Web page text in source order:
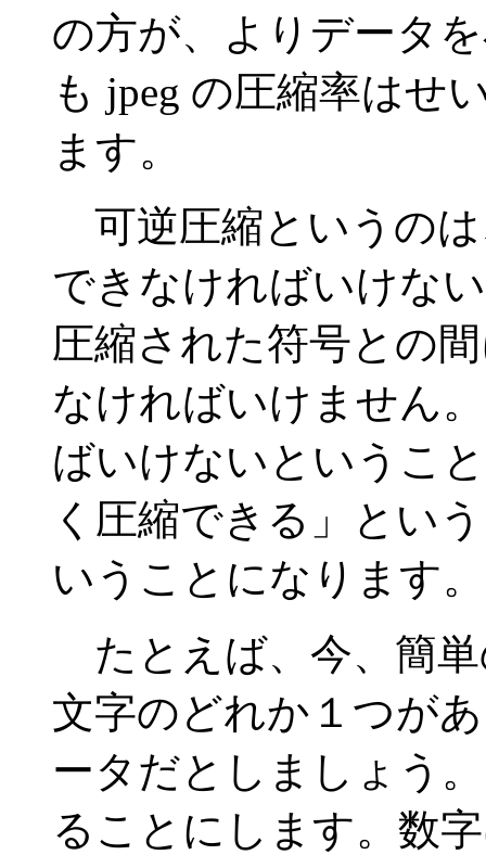
の方が、よりデータ
も jpeg の圧縮率はせ
ます。
可逆圧縮というの
できなければいけな
圧縮された符号との
なければいけません
ばいけないというこ
く圧縮できる」とい
いうことになります。
たとえば、今、簡
文字のどれか１つが
ータだとしましょう
ることにします。数